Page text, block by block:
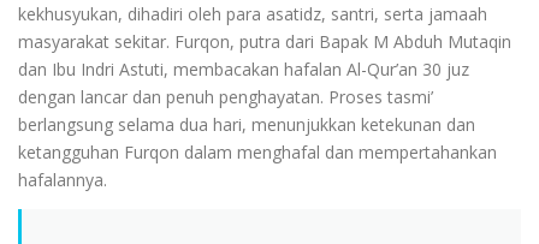
kekhusyukan, dihadiri oleh para asatidz, santri, serta jamaah
masyarakat sekitar. Furqon, putra dari Bapak M Abduh Mutaqin
dan Ibu Indri Astuti, membacakan hafalan Al-Qur’an 30 juz
dengan lancar dan penuh penghayatan. Proses tasmi’
berlangsung selama dua hari, menunjukkan ketekunan dan
ketangguhan Furqon dalam menghafal dan mempertahankan
hafalannya.